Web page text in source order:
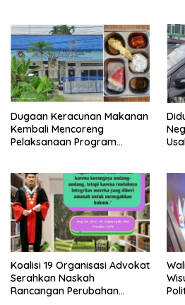
Dugaan Keracunan Makanan
Kembali Mencoreng
Pelaksanaan Program
Bersama Kota Dumai
Koalisi 19 Organisasi Advokat
Serahkan Naskah
Rancangan Perubahan